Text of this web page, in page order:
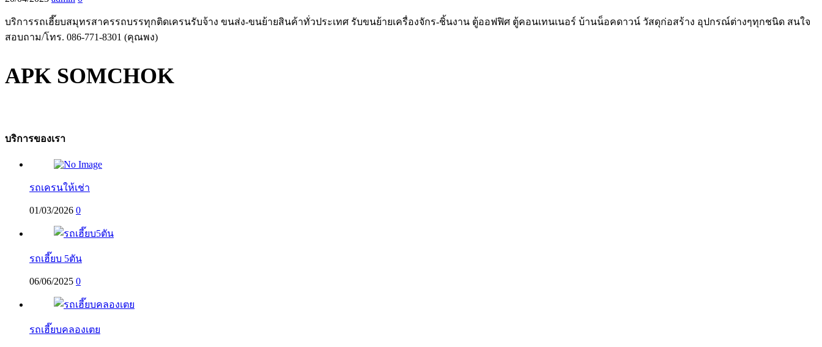
บริการรถเฮี๊ยบสมุทรสาครรถบรรทุกติดเครนรับจ้าง ขนส่ง-ขนย้ายสินค้าทั่วประเทศ รับขนย้ายเครื่องจักร-ชิ้นงาน ตู้ออฟฟิศ ตู้คอนเทนเนอร์ บ้านน็อคดาวน์ วัสดุก่อสร้าง อุปกรณ์ต่างๆทุกชนิด สนใจ
สอบถาม/โทร. 086-771-8301 (คุณพง)
APK SOMCHOK
บริการของเรา
รถเครนให้เช่า
01/03/2026 0
รถเฮี๊ยบ 5ตัน
06/06/2025 0
รถเฮี๊ยบคลองเตย